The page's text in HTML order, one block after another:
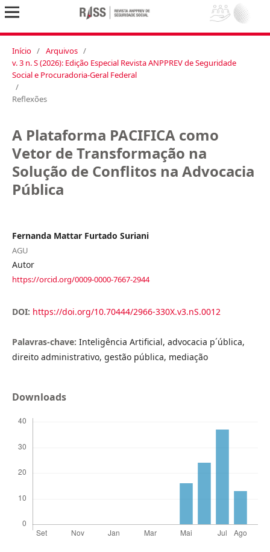
Início / Arquivos /
v. 3 n. S (2026): Edição Especial Revista ANPPREV de Seguridade
Social e Procuradoria-Geral Federal
/
Reflexões
A Plataforma PACIFICA como
Vetor de Transformação na
Solução de Conflitos na Advocacia
Pública
Fernanda Mattar Furtado Suriani
AGU
Autor
https://orcid.org/0009-0000-7667-2944
DOI: https://doi.org/10.70444/2966-330X.v3.nS.0012
Palavras-chave: Inteligência Artificial, advocacia p´ública,
direito administrativo, gestão pública, mediação
Downloads